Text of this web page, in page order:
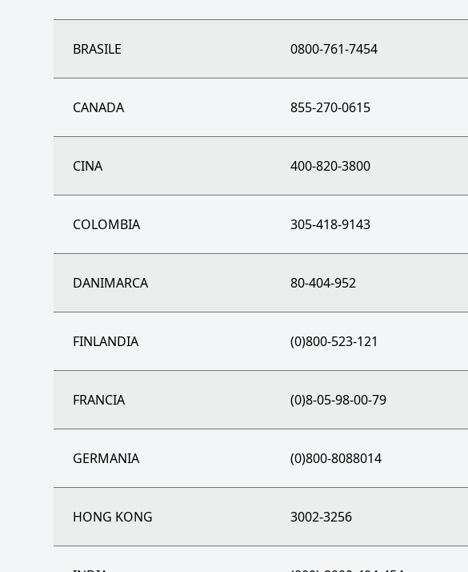
BRASILE 0800-761-7454
CANADA 855-270-0615
CINA 400-820-3800
COLOMBIA 305-418-9143
DANIMARCA 80-404-952
FINLANDIA (0)800-523-121
FRANCIA (0)8-05-98-00-79
GERMANIA (0)800-8088014
HONG KONG 3002-3256